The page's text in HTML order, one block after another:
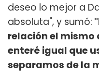
deseo lo mejor a
absoluta", y sumó:
relación el mismo
enteré igual que
separamos de la